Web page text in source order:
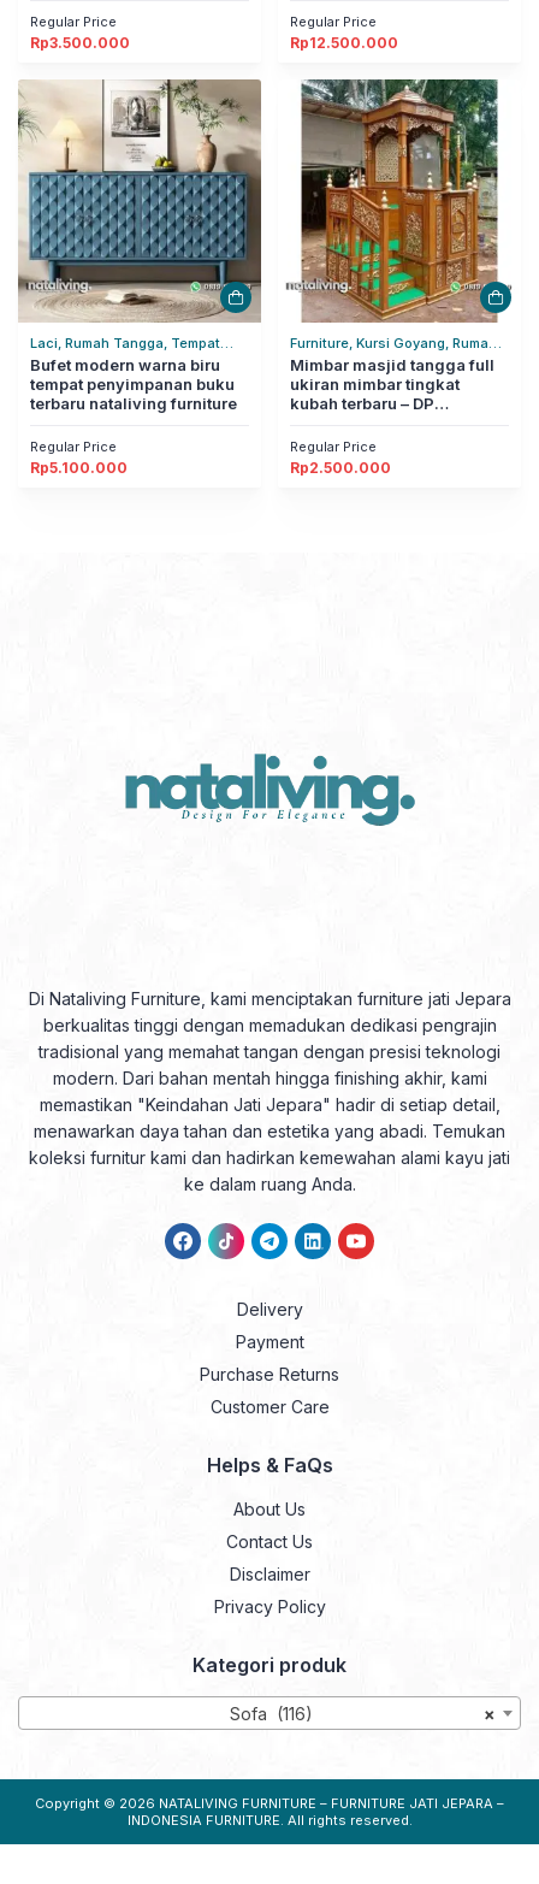
Regular Price
Rp3.500.000
Regular Price
Rp12.500.000
Laci, Rumah Tangga, Tempat
Penyimpanan
Bufet modern warna biru
tempat penyimpanan buku
terbaru nataliving furniture
Regular Price
Rp5.100.000
Furniture, Kursi Goyang, Rumah
Tangga
Mimbar masjid tangga full
ukiran mimbar tingkat
kubah terbaru – DP
Regular Price
Rp2.500.000
Di Nataliving Furniture, kami menciptakan furniture jati Jepara
berkualitas tinggi dengan memadukan dedikasi pengrajin
tradisional yang memahat tangan dengan presisi teknologi
modern. Dari bahan mentah hingga finishing akhir, kami
memastikan "Keindahan Jati Jepara" hadir di setiap detail,
menawarkan daya tahan dan estetika yang abadi. Temukan
koleksi furnitur kami dan hadirkan kemewahan alami kayu jati
ke dalam ruang Anda.
Delivery
Payment
Purchase Returns
Customer Care
Helps & FaQs
About Us
Contact Us
Disclaimer
Privacy Policy
Kategori produk
×
Sofa (116)
Copyright © 2026 NATALIVING FURNITURE – FURNITURE JATI JEPARA –
INDONESIA FURNITURE. All rights reserved.